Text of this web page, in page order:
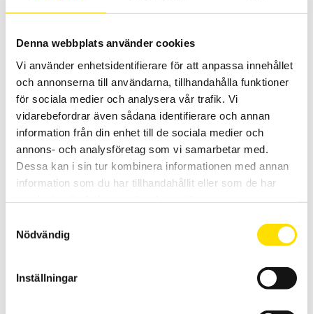
Denna webbplats använder cookies
Vi använder enhetsidentifierare för att anpassa innehållet
och annonserna till användarna, tillhandahålla funktioner
för sociala medier och analysera vår trafik. Vi
vidarebefordrar även sådana identifierare och annan
information från din enhet till de sociala medier och
annons- och analysföretag som vi samarbetar med.
Dessa kan i sin tur kombinera informationen med annan
information som du har tillhandahållit eller som de har
Nödvändig
Inställningar
LÄS MER
Relaterade produkter
ETL Provkabel HVC100KS-KS med kabelskor